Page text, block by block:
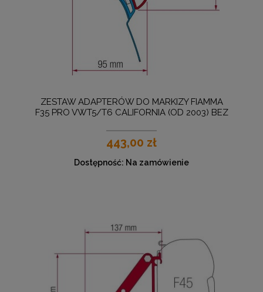
ZESTAW ADAPTERÓW DO MARKIZY FIAMMA
F35 PRO VWT5/T6 CALIFORNIA (OD 2003) BEZ
443,00 zł
Dostępność: Na zamówienie